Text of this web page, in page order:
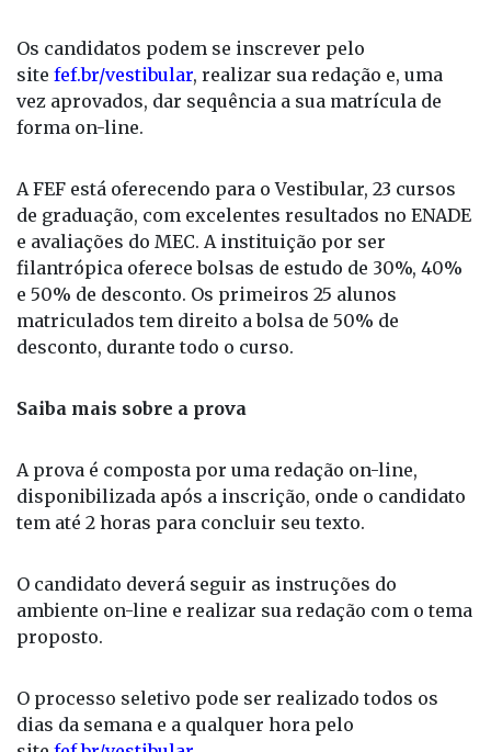
Os candidatos podem se inscrever pelo
site fef.br/vestibular, realizar sua redação e, uma
vez aprovados, dar sequência a sua matrícula de
forma on-line.
A FEF está oferecendo para o Vestibular, 23 cursos
de graduação, com excelentes resultados no ENADE
e avaliações do MEC. A instituição por ser
filantrópica oferece bolsas de estudo de 30%, 40%
e 50% de desconto. Os primeiros 25 alunos
matriculados tem direito a bolsa de 50% de
desconto, durante todo o curso.
Saiba mais sobre a prova
A prova é composta por uma redação on-line,
disponibilizada após a inscrição, onde o candidato
tem até 2 horas para concluir seu texto.
O candidato deverá seguir as instruções do
ambiente on-line e realizar sua redação com o tema
proposto.
O processo seletivo pode ser realizado todos os
dias da semana e a qualquer hora pelo